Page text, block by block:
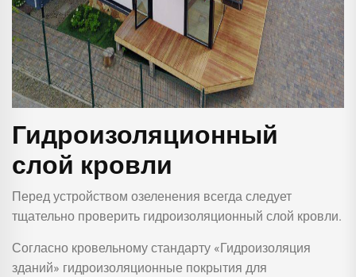
Гидроизоляционный
слой кровли
Перед устройством озеленения всегда следует
тщательно проверить гидроизоляционный слой кровли.
Согласно кровельному стандарту «Гидроизоляция
зданий» гидроизоляционные покрытия для